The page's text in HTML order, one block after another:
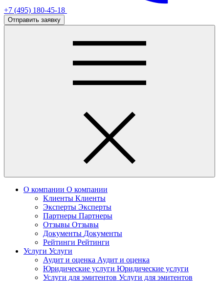
+7 (495) 180-45-18
Отправить заявку
О компании О компании
Клиенты Клиенты
Эксперты Эксперты
Партнеры Партнеры
Отзывы Отзывы
Документы Документы
Рейтинги Рейтинги
Услуги Услуги
Аудит и оценка Аудит и оценка
Юридические услуги Юридические услуги
Услуги для эмитентов Услуги для эмитентов